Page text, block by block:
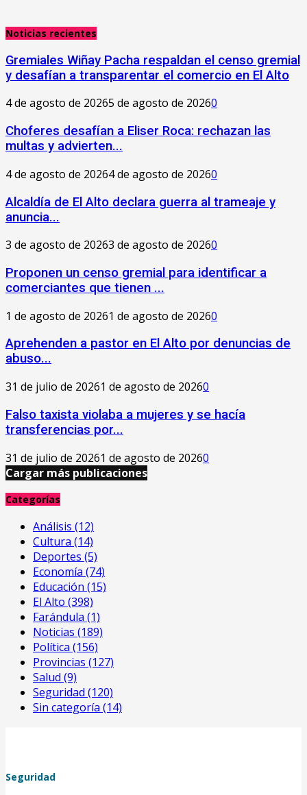
Noticias recientes
Gremiales Wiñay Pacha respaldan el censo gremial
y desafían a transparentar el comercio en El Alto
4 de agosto de 20265 de agosto de 20260
Choferes desafían a Eliser Roca: rechazan las
multas y advierten...
4 de agosto de 20264 de agosto de 20260
‎Alcaldía de El Alto declara guerra al trameaje y
anuncia...
3 de agosto de 20263 de agosto de 20260
Proponen un censo gremial para identificar a
comerciantes que tienen ...
1 de agosto de 20261 de agosto de 20260
Aprehenden a pastor en El Alto por denuncias de
abuso...
31 de julio de 20261 de agosto de 20260
Falso taxista violaba a mujeres y se hacía
transferencias por...
31 de julio de 20261 de agosto de 20260
Cargar más publicaciones
Categorías
Análisis (12)
Cultura (14)
Deportes (5)
Economía (74)
Educación (15)
El Alto (398)
Farándula (1)
Noticias (189)
Política (156)
Provincias (127)
Salud (9)
Seguridad (120)
Sin categoría (14)
Seguridad